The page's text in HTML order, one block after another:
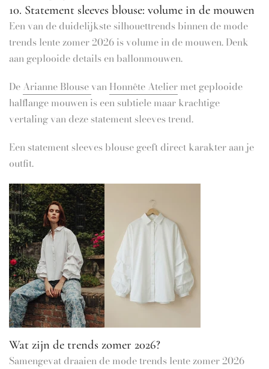
10. Statement sleeves blouse: volume in de mouwen
Een van de duidelijkste silhouettrends binnen de mode
trends lente zomer 2026 is volume in de mouwen. Denk
aan geplooide details en ballonmouwen.
De Arianne Blouse van Honnête Atelier met geplooide
halflange mouwen is een subtiele maar krachtige
vertaling van deze statement sleeves trend.
Een statement sleeves blouse geeft direct karakter aan je
outfit.
Wat zijn de trends zomer 2026?
Samengevat draaien de mode trends lente zomer 2026